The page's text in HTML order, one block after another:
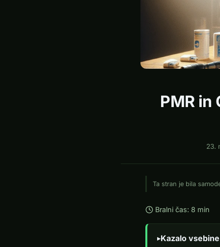
PMR in
23.
Ta stran je bila
Bralni čas: 8 min
Kazalo vsebine